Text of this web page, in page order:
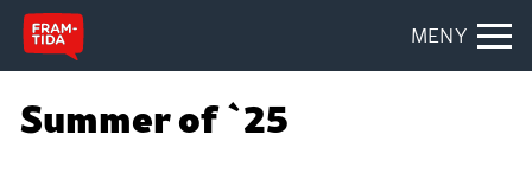
MENY
Summer of `25